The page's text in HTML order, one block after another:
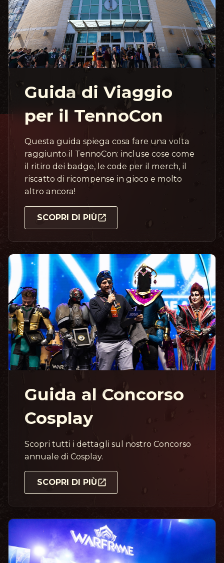
Guida di Viaggio
per il TennoCon
Questa guida spiega cosa fare una volta
raggiunto il TennoCon: incluse cose come
il ritiro dei badge, le code per il merch, il
riscatto di ricompense in gioco e molto
altro ancora!
SCOPRI DI PIÙ
Guida al Concorso
Cosplay
Scopri tutti i dettagli sul nostro Concorso
annuale di Cosplay.
SCOPRI DI PIÙ